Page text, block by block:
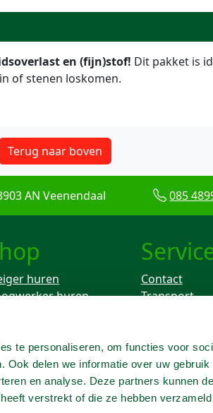
te personaliseren, om functies voor
Ook delen we informatie over uw gebruik
en analyse. Deze partners kunnen
verstrekt of die ze hebben
en (fijn)stof! Dit pakket is
of stenen loskomen.
Terug naar boven
AN Veenendaal 085
huren
huren
hoogwerker
Contact
Transport